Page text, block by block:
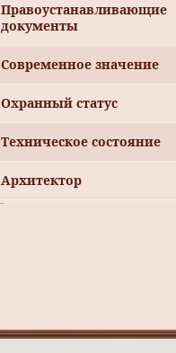
Правоустанавливающие
документы
Современное значение
Охранный статус
Техническое состояние
Архитектор